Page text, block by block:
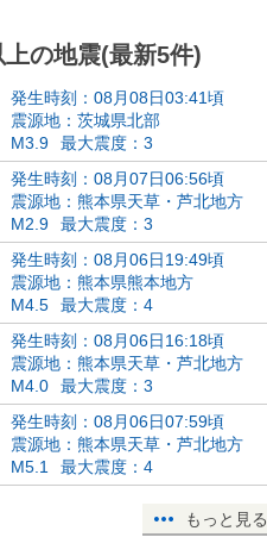
上の地震(最新5件)
発生時刻：08月08日03:41頃
震源地：茨城県北部
M3.9
最大震度：3
発生時刻：08月07日06:56頃
震源地：熊本県天草・芦北地方
M2.9
最大震度：3
発生時刻：08月06日19:49頃
震源地：熊本県熊本地方
M4.5
最大震度：4
発生時刻：08月06日16:18頃
震源地：熊本県天草・芦北地方
M4.0
最大震度：3
発生時刻：08月06日07:59頃
震源地：熊本県天草・芦北地方
M5.1
最大震度：4
もっと見る